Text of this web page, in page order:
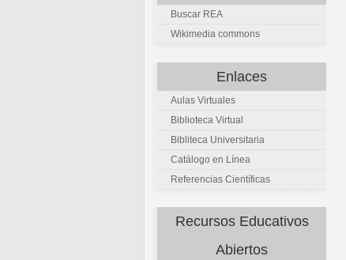
Buscar REA
Wikimedia commons
Enlaces
Aulas Virtuales
Biblioteca Virtual
Bibliteca Universitaria
Catálogo en Línea
Referencias Científicas
Recursos Educativos
Abiertos